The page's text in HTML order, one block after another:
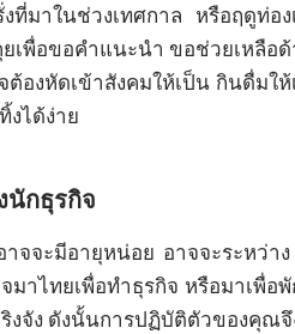
งที่มาในช่วงเทศกาล หรือฤดูท่
เพื่อขอคำแนะนำ ขอช่วยเหลือ
ต้องหัดเข้าสังคมให้เป็น กินดื่มใ
งได้ง่าย
นักธุรกิจ
าจจะมีอายุหน่อย อาจจะระหว่า
มาไทยเพื่อทำธุรกิจ หรือมาเพื่
งจัง ดังนั้นการปฏิบัติตัวของคุณ